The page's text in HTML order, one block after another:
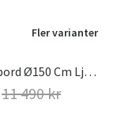
Fler varianter
Peace Matbord Ø150 Cm Ljusgrå
11 490 kr